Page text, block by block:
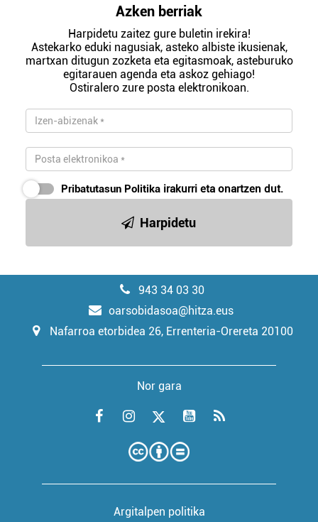
Azken berriak
Harpidetu zaitez gure buletin irekira!
Astekarko eduki nagusiak, asteko albiste ikusienak,
martxan ditugun zozketa eta egitasmoak, asteburuko
egitarauen agenda eta askoz gehiago!
Ostiralero zure posta elektronikoan.
Pribatutasun Politika irakurri eta onartzen dut.
Harpidetu
943 34 03 30
oarsobidasoa@hitza.eus
Nafarroa etorbidea 26, Errenteria-Orereta 20100
Nor gara
Argitalpen politika